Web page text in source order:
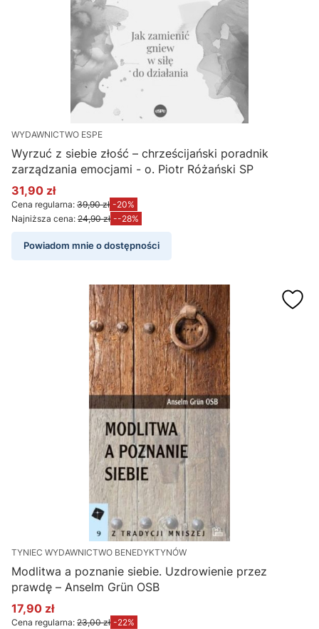
WYDAWNICTWO ESPE
Wyrzuć z siebie złość – chrześcijański poradnik
zarządzania emocjami - o. Piotr Różański SP
Cena promocyjna
31,90 zł
Cena regularna: 39,90 zł -20%
Najniższa cena: 24,90 zł --28%
Powiadom mnie o dostępności
TYNIEC WYDAWNICTWO BENEDYKTYNÓW
Modlitwa a poznanie siebie. Uzdrowienie przez
prawdę – Anselm Grün OSB
Cena promocyjna
17,90 zł
Cena regularna: 23,00 zł -22%